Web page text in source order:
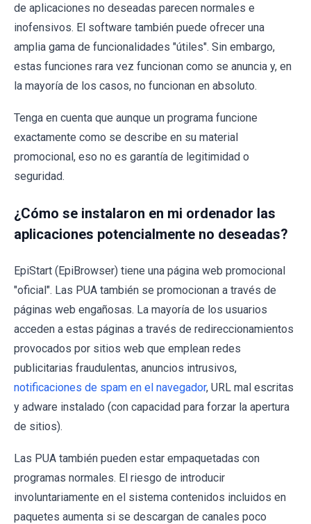
de aplicaciones no deseadas parecen normales e
inofensivos. El software también puede ofrecer una
amplia gama de funcionalidades "útiles". Sin embargo,
estas funciones rara vez funcionan como se anuncia y, en
la mayoría de los casos, no funcionan en absoluto.
Tenga en cuenta que aunque un programa funcione
exactamente como se describe en su material
promocional, eso no es garantía de legitimidad o
seguridad.
¿Cómo se instalaron en mi ordenador las
aplicaciones potencialmente no deseadas?
EpiStart (EpiBrowser) tiene una página web promocional
"oficial". Las PUA también se promocionan a través de
páginas web engañosas. La mayoría de los usuarios
acceden a estas páginas a través de redireccionamientos
provocados por sitios web que emplean redes
publicitarias fraudulentas, anuncios intrusivos,
notificaciones de spam en el navegador, URL mal escritas
y adware instalado (con capacidad para forzar la apertura
de sitios).
Las PUA también pueden estar empaquetadas con
programas normales. El riesgo de introducir
involuntariamente en el sistema contenidos incluidos en
paquetes aumenta si se descargan de canales poco